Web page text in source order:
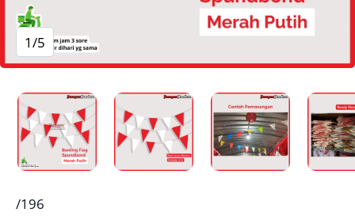
1/5
/196